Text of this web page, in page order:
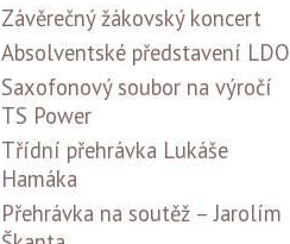
Závěrečný žákovský koncert
Absolventské představení LDO
Saxofonový soubor na výročí
TS Power
Třídní přehrávka Lukáše
Hamáka
Přehrávka na soutěž – Jarolím